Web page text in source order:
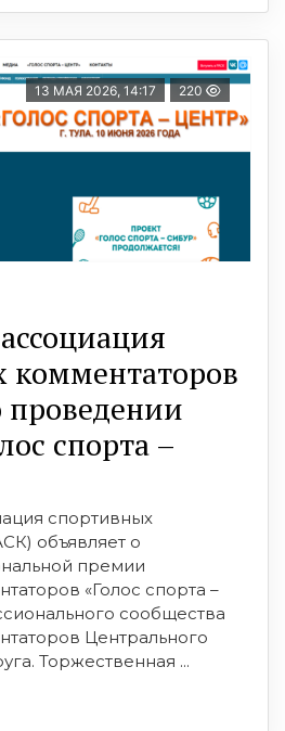
13 МАЯ 2026, 14:17 220
комментаторов
проведении
спорта –
спортивных
объявляет о
премии
«Голос спорта –
сообщества
Центрального
Торжественная ...